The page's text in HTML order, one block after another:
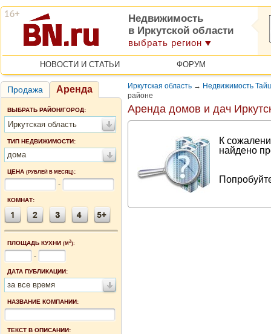
Недвижимость
в Иркутской области
выбрать регион
НОВОСТИ И СТАТЬИ ФОРУМ
Продажа Аренда
ВЫБРАТЬ РАЙОН/ГОРОД:
Иркутская область
ТИП НЕДВИЖИМОСТИ:
дома
ЦЕНА (РУБЛЕЙ В МЕСЯЦ):
-
КОМНАТ:
ПЛОЩАДЬ КУХНИ (М2):
-
ДАТА ПУБЛИКАЦИИ:
за все время
НАЗВАНИЕ КОМПАНИИ:
ТЕКСТ В ОПИСАНИИ:
Иркутская область → Недвижимость
районе
Аренда домов и дач
К
найдено